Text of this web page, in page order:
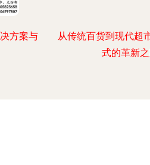
方案与
从传统百货到现代超
式的革新